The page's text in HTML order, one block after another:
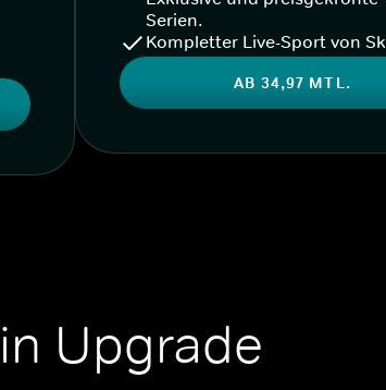
Serien.
Kompletter Live-Sport von
AB 34,97 MTL.
Upgrade